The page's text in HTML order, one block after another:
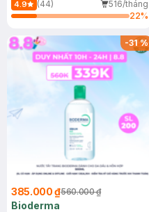
4.9 (44)
516/tháng
22%
-31%
385.000 ₫560.000 ₫
Bioderma